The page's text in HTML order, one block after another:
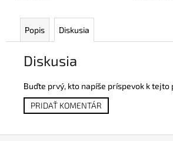
Popis Diskusia
Diskusia
Buďte prvý, kto napíše príspevok k tejto
PRIDAŤ KOMENTÁR